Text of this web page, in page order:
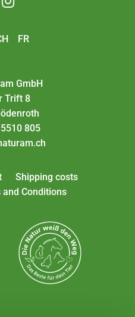
FR
GmbH
Trift 8
805
Shipping costs
Conditions